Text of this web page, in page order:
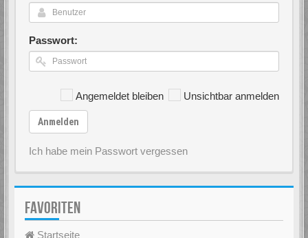
Passwort:
Angemeldet bleiben Unsichtbar anmelden
Anmelden
Ich habe mein Passwort vergessen
FAVORITEN
Startseite